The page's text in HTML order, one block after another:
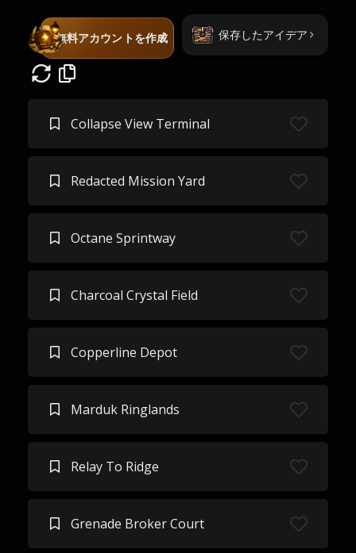
無料アカウントを作成 保存したアイデア
Collapse View Terminal
Redacted Mission Yard
Octane Sprintway
Charcoal Crystal Field
Copperline Depot
Marduk Ringlands
Relay To Ridge
Grenade Broker Court